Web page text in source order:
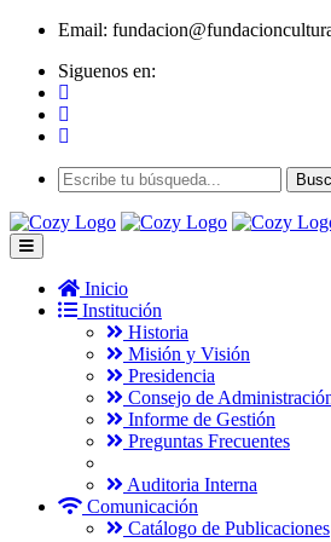
Email:
Siguenos en:
Inicio
Institución
Historia
Misión y Visión
Presidencia
Consejo de
Informe de Gestión
Preguntas Frecuentes
Auditoria Interna
Comunicación
Catálogo de Publicaciones